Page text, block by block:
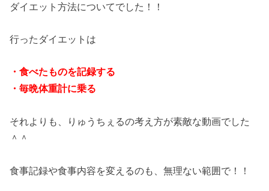
ダイエット方法についてでした！！
行ったダイエットは
・食べたものを記録する
・毎晩体重計に乗る
それよりも、りゅうちぇるの考え方が素敵な動画でした
＾＾
食事記録や食事内容を変えるのも、無理ない範囲で！！